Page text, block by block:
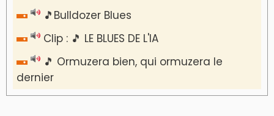
🎵Bulldozer Blues
Clip : 🎵 LE BLUES DE L'IA
🎵 Ormuzera bien, qui ormuzera le
dernier